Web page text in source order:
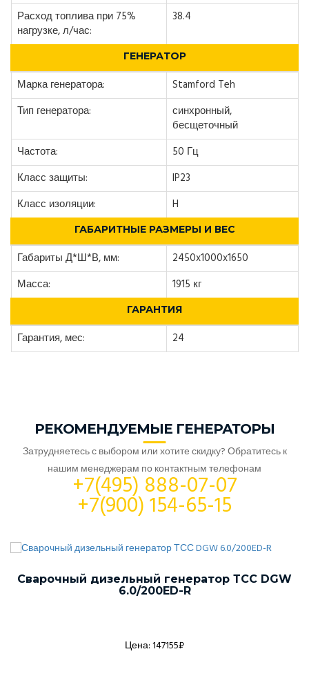
Расход топлива при 75%
нагрузке, л/час:
38.4
ГЕНЕРАТОР
Марка генератора:
Stamford Teh
Тип генератора:
синхронный,
бесщеточный
Частота:
50 Гц
Класс защиты:
IP23
Класс изоляции:
H
ГАБАРИТНЫЕ РАЗМЕРЫ И ВЕС
Габариты Д*Ш*В, мм:
2450x1000x1650
Масса:
1915 кг
ГАРАНТИЯ
Гарантия, мес: 24
РЕКОМЕНДУЕМЫЕ ГЕНЕРАТОРЫ
Затрудняетесь с выбором или хотите скидку? Обратитесь к
нашим менеджерам по контактным телефонам
+7(495) 888-07-07
+7(900) 154-65-15
Сварочный дизельный генератор ТСС DGW
6.0/200ED-R
Цена: 147155₽